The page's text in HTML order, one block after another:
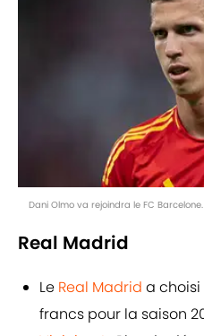
Dani Olmo va rejoindra le FC
Real Madrid
Le Real Madrid a
francs pour la saison